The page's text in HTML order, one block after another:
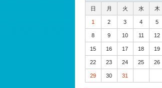
日 月 火 水 木
1 2 3 4 5
8 9 10 11 12
15 16 17 18 19
22 23 24 25 26
29 30 31